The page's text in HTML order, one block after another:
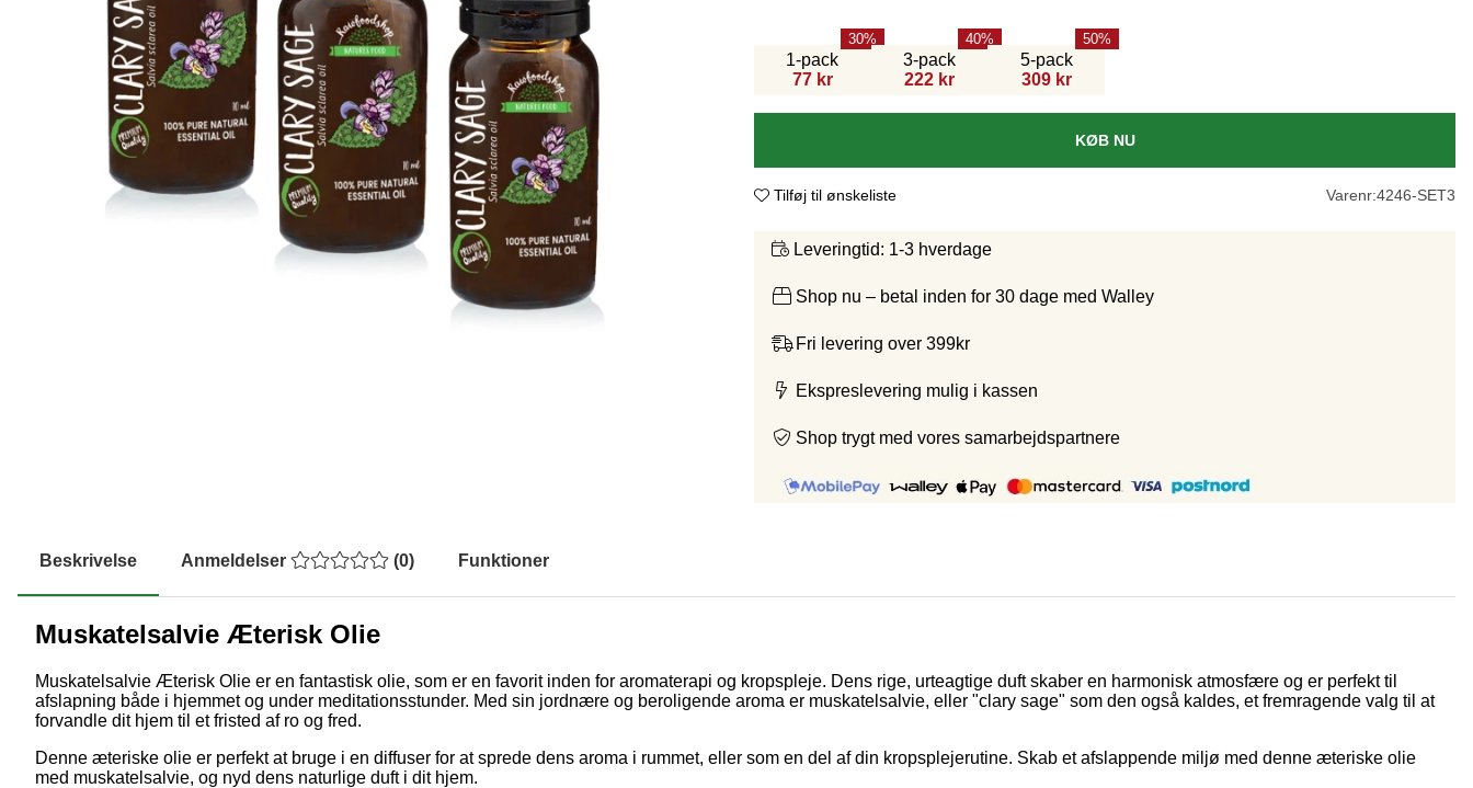
1-pack
77 kr
30
3-pack
222 kr
40
5-pack
309 kr
50
KØB NU
Tilføj til ønskeliste Varenr:4246-SET3
Leveringtid: 1-3 hverdage
Shop nu – betal inden for 30 dage med Walley
Fri levering over 399kr
Ekspreslevering mulig i kassen
Shop trygt med vores samarbejdspartnere
Beskrivelse Anmeldelser (0) Funktioner
Muskatelsalvie Æterisk Olie
Muskatelsalvie Æterisk Olie er en fantastisk olie, som er en favorit inden for aromaterapi og kropspleje. Dens rige, urteagtige duft skaber en harmonisk atmosfære og er perfekt til
afslapning både i hjemmet og under meditationsstunder. Med sin jordnære og beroligende aroma er muskatelsalvie, eller "clary sage" som den også kaldes, et fremragende valg til at
forvandle dit hjem til et fristed af ro og fred.
Denne æteriske olie er perfekt at bruge i en diffuser for at sprede dens aroma i rummet, eller som en del af din kropsplejerutine. Skab et afslappende miljø med denne æteriske olie
med muskatelsalvie, og nyd dens naturlige duft i dit hjem.